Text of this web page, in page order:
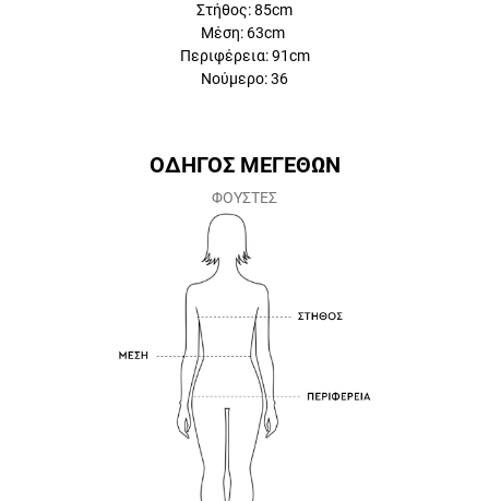
Μέση: 63cm
Περιφέρεια: 91cm
Νούμερο: 36
ΦΟΥΣΤΕΣ